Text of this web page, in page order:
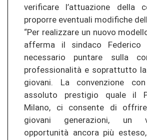
verificare l’attuazione della
proporre eventuali modifiche
“Per realizzare un nuovo
afferma il sindaco
necessario puntare sulla
professionalità e soprattutto
giovani. La convenzione
assoluto prestigio quale il
Milano, ci consente di
giovani generazioni, un
opportunità ancora più